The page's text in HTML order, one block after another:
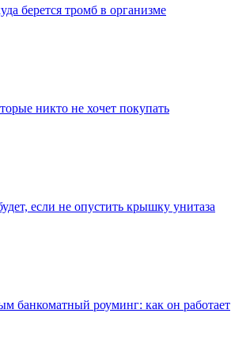
берется тромб в организме
никто не хочет покупать
если не опустить крышку унитаза
банкоматный роуминг: как он работает